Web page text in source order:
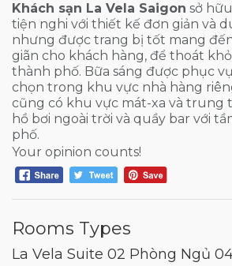
Khách sạn La Vela Saigon sở
tiện nghi với thiết kế đơn giản và
nhưng được trang bị tốt mang
giãn cho khách hàng, để thoát
thành phố. Bữa sáng được phục
chọn trong khu vực nhà hàng
cũng có khu vực mát-xa và trung
hồ bơi ngoài trời và quầy bar với
phố.
Your opinion counts!
Rooms Types
La Vela Suite 02 Phòng Ngủ